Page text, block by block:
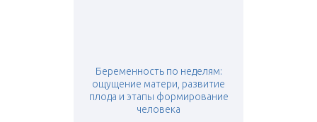
Беременность по неделям:
ощущение матери, развитие
плода и этапы формирование
человека